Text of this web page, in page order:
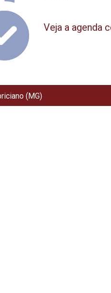
Veja a agenda
(MG)